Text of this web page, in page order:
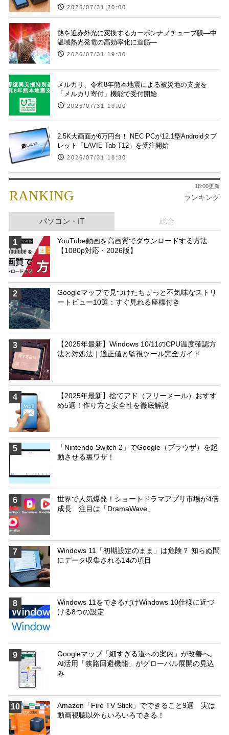
2026/07/31 20:00
熱を近赤外光に変換するカーボンナノチューブ膜―中
温域熱光発電の高効率化に道筋―
2026/07/31 19:30
メルカリ、令和8年熊本地震による被災地の支援を
「メルカリ寄付」機能で受付開始
2026/07/31 19:00
2.5K大画面が6万円台！ NEC PCが12.1型Androidタブ
レット「LAVIE Tab T12」を受注開始
2026/07/31 18:30
RANKING ランキング
18:00更新
パソコン・IT 総合
1
YouTube動画を高画質でダウンロードする方法
【1080p対応・2026版】
2
Googleマップで見つけたちょっと不気味なストリ
ートビュー10選：すぐ見れる座標付き
3
【2025年最新】Windows 10/11のCPU温度確認方
法と対処法｜適正値と監視ツール完全ガイド
4
【2025年最新】捨てアド（フリーメール）おすす
め5選！作り方と安全性を徹底解説
5
「Nintendo Switch 2」でGoogle（ブラウザ）を起
動させる裏ワザ！
6
世界で人気爆発！ショートドラマアプリ市場が4倍
成長 注目は「DramaWave」
7
Windows 11「初期設定のまま」は危険？ 知らぬ間
にデータ収集される14の項目
8
Windows 11をできるだけWindows 10仕様に近づ
ける8つの設定
9
Googleマップ「細すぎる道への案内」が改善へ。
AI活用「狭路回避機能」がグローバル展開の見込
み
10
Amazon「Fire TV Stick」でできること9選 実は
動画視聴以外もいろいろできる！